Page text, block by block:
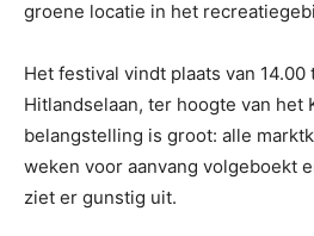
groene locatie in het
Het festival vindt plaats van 14.00
Hitlandselaan, ter hoogte van het
belangstelling is groot: alle
weken voor aanvang volgeboekt
ziet er gunstig uit.